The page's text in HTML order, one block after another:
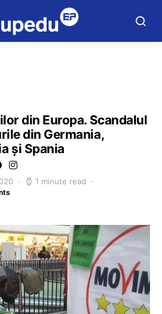
din Europa. Scandalul
din Germania,
și Spania
1 minute read